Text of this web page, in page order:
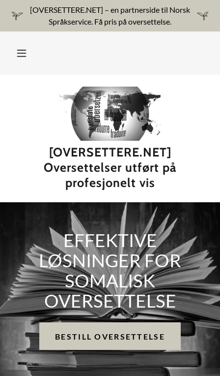
[OVERSETTERE.NET] – en partnerside til Norsk
Språkservice. Få pris på oversettelse.
[OVERSETTERE.NET]
Oversettelser utført på
profesjonelt vis
EFFEKTIVE
LØSNINGER FOR
SOMALISK
OVERSETTELSE
BESTILL OVERSETTELSE